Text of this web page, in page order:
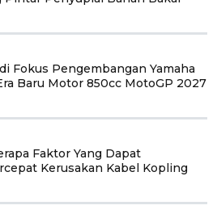
Fokus Pengembangan Yamaha
Baru Motor 850cc MotoGP 2027
Faktor Yang Dapat
Kerusakan Kabel Kopling